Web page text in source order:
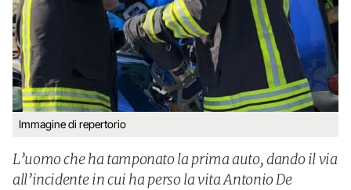
Immagine di repertorio
L’uomo che ha tamponato la prima auto, dando il via
all’incidente in cui ha perso la vita Antonio De